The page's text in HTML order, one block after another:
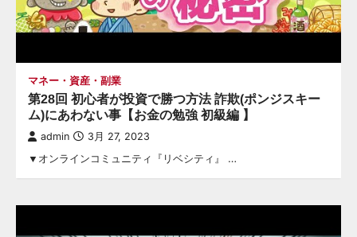
マネー・資産・副業
第28回 初心者が投資で勝つ方法 詐欺(ポンジスキー
ム)にあわない事【お金の勉強 初級編 】
admin 3月 27, 2023
▼オンラインコミュニティ『リベシティ』 …